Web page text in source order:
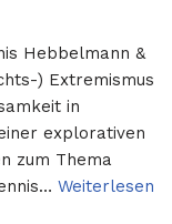
Hebbelmann &
) Extremismus
in
explorativen
zum Thema
Weiterlesen